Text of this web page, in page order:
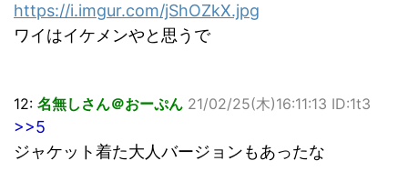
https://i.imgur.com/jShOZkX.jpg
ワイはイケメンやと思うで
12: 名無しさん＠おーぷん 21/02/25(木)16:11:13 ID:1t3
>>5
ジャケット着た大人バージョンもあったな